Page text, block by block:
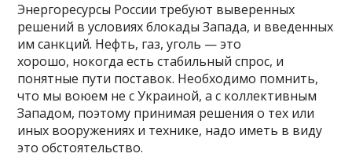
Энергоресурсы России требуют выверенных
решений в условиях блокады Запада, и введенных
им санкций. Нефть, газ, уголь — это
хорошо, нокогда есть стабильный спрос, и
понятные пути поставок. Необходимо помнить,
что мы воюем не с Украиной, а с коллективным
Западом, поэтому принимая решения о тех или
иных вооружениях и технике, надо иметь в виду
это обстоятельство.